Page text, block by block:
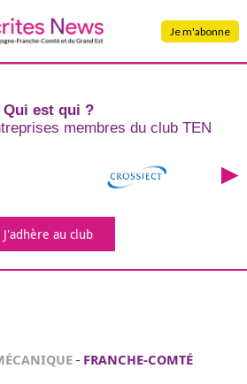
Je m'abonne
Qui est qui ?
membres du club TEN
J'adhèreau club
- FRANCHE-COMTÉ